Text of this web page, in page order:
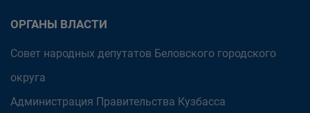
ОРГАНЫ ВЛАСТИ
Совет народных депутатов Беловского городского
округа
Администрация Правительства Кузбасса